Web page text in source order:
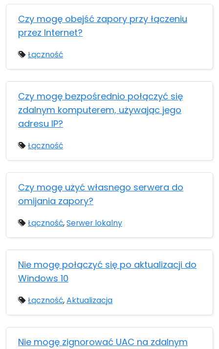
Czy mogę obejść zapory przy łączeniu
przez Internet?
Łączność
Czy mogę bezpośrednio połączyć się
zdalnym komputerem, używając jego
adresu IP?
Łączność
Czy mogę użyć własnego serwera do
omijania zapory?
Łączność,Serwer lokalny
Nie mogę połączyć się po aktualizacji do
Windows 10
Łączność,Aktualizacja
Nie mogę zignorować UAC na zdalnym